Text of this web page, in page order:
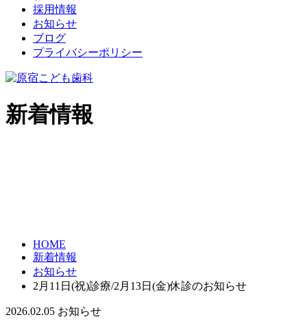
採用情報
お知らせ
ブログ
プライバシーポリシー
新着情報
HOME
新着情報
お知らせ
2月11日(祝)診療/2月13日(金)休診のお知らせ
2026.02.05 お知らせ